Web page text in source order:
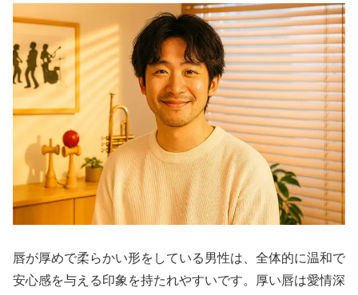
唇が厚めで柔らかい形をしている男性は、全体的に温和で
安心感を与える印象を持たれやすいです。厚い唇は愛情深